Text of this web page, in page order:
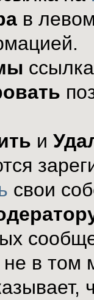
в
и
свои
в том